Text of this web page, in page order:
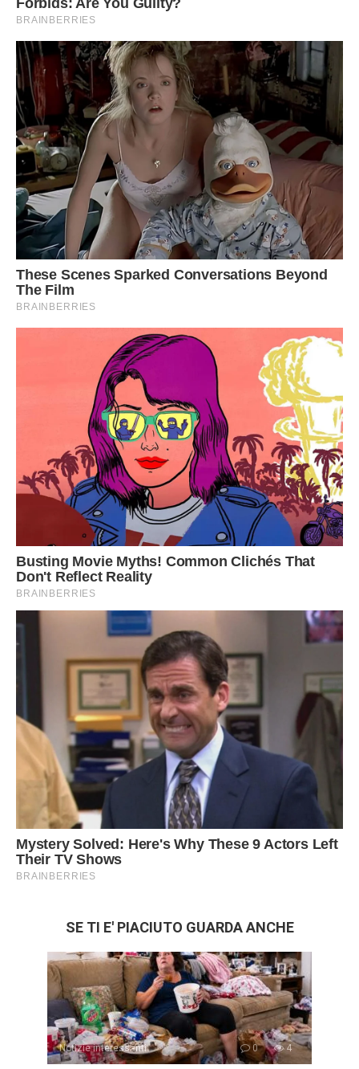
SE TI E' PIACIUTO GUARDA ANCHE
Notizie interessanti 0 4